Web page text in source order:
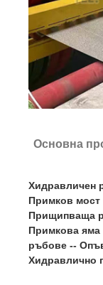
Основна
Хидравличен
Примков мост
Прищипваща
Примкова яма
ръбове --
Хидравлично